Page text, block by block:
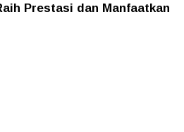
Prestasi dan Manfaatkan